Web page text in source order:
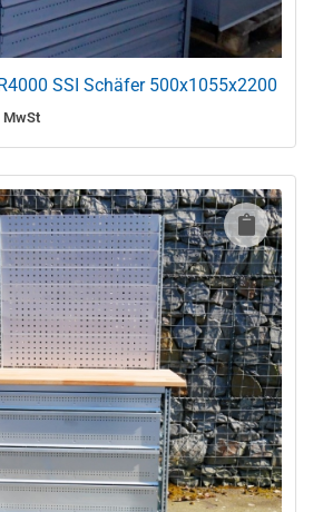
SSI Schäfer 500x1055x2200
MwSt